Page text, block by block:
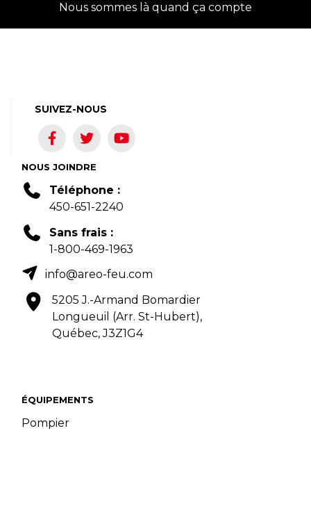
Nous sommes là quand ça compte
ÉQUIPEMENTS
Pompier
NOUS JOINDRE
Téléphone :
450-651-2240
Sans frais :
1-800-469-1963
info@areo-feu.com
5205 J.-Armand Bomardier
Longueuil (Arr. St-Hubert),
Québec, J3Z1G4
SUIVEZ-NOUS